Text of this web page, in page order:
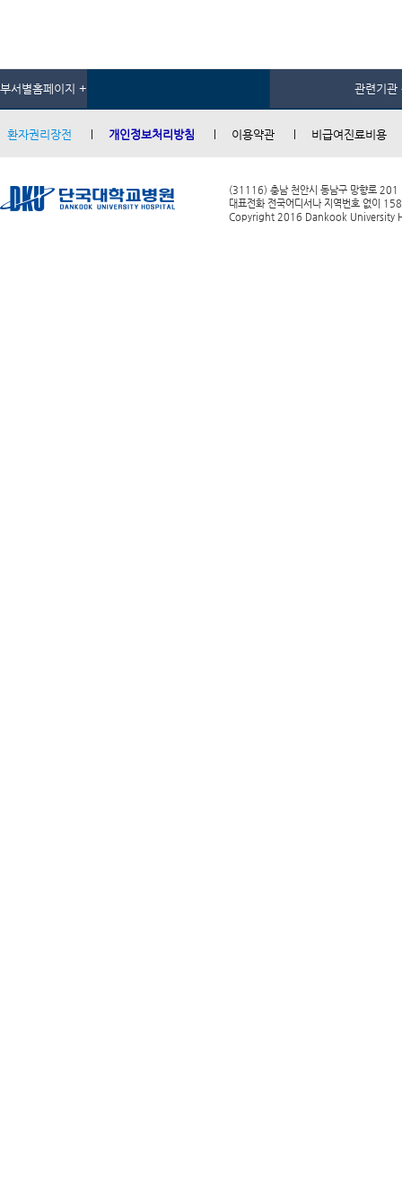
부서별홈페이지 + 관련기관
환자권리장전 개인정보처리방침 이용약관 비급여진료비용
(31116) 충남 천안시 동남구 망향로 201
대표전화 전국어디서나 지역번호 없이
Copyright 2016 Dankook University